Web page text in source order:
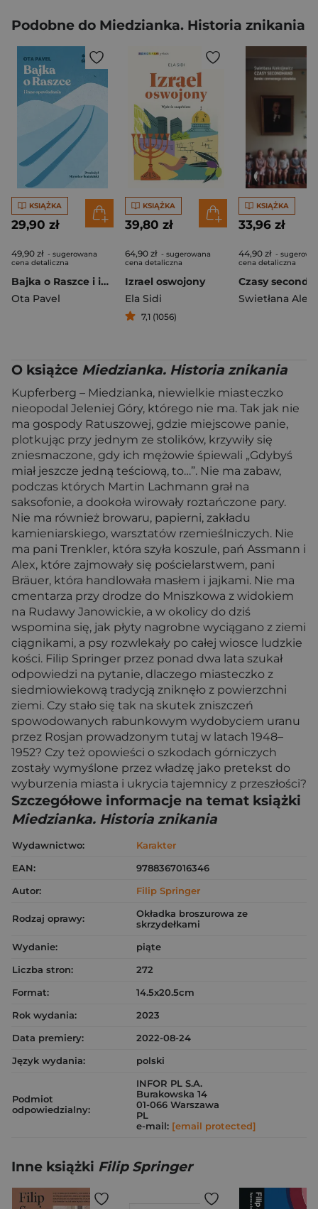
Podobne do Miedzianka. Historia znikania
KSIĄŻKA
29,90 zł
49,90 zł - sugerowana
cena detaliczna
Bajka o Raszce i inne opowiadania
Ota Pavel
KSIĄŻKA
39,80 zł
64,90 zł - sugerowana
cena detaliczna
Izrael oswojony
Ela Sidi
7,1 (1056)
KSIĄŻKA
33,96 zł
44,90 zł -
cena detaliczna
O książce Miedzianka. Historia znikania
Kupferberg – Miedzianka, niewielkie miasteczko
nieopodal Jeleniej Góry, którego nie ma. Tak jak nie
ma gospody Ratuszowej, gdzie miejscowe panie,
plotkując przy jednym ze stolików, krzywiły się
zniesmaczone, gdy ich mężowie śpiewali „Gdybyś
miał jeszcze jedną teściową, to…”. Nie ma zabaw,
podczas których Martin Lachmann grał na
saksofonie, a dookoła wirowały roztańczone pary.
Nie ma również browaru, papierni, zakładu
kamieniarskiego, warsztatów rzemieślniczych. Nie
ma pani Trenkler, która szyła koszule, pań Assmann i
Alex, które zajmowały się pościelarstwem, pani
Bräuer, która handlowała masłem i jajkami. Nie ma
cmentarza przy drodze do Mniszkowa z widokiem
na Rudawy Janowickie, a w okolicy do dziś
wspomina się, jak płyty nagrobne wyciągano z ziemi
ciągnikami, a psy rozwlekały po całej wiosce ludzkie
kości. Filip Springer przez ponad dwa lata szukał
odpowiedzi na pytanie, dlaczego miasteczko z
siedmiowiekową tradycją zniknęło z powierzchni
ziemi. Czy stało się tak na skutek zniszczeń
spowodowanych rabunkowym wydobyciem uranu
przez Rosjan prowadzonym tutaj w latach 1948–
1952? Czy też opowieści o szkodach górniczych
zostały wymyślone przez władzę jako pretekst do
wyburzenia miasta i ukrycia tajemnicy z przeszłości?
Szczegółowe informacje na temat książki
Miedzianka. Historia znikania
Wydawnictwo:
Karakter
EAN:
9788367016346
Autor:
Filip Springer
Rodzaj oprawy:
Okładka broszurowa ze
skrzydełkami
Wydanie:
piąte
Liczba stron:
272
Format:
14.5x20.5cm
Rok wydania:
2023
Data premiery:
2022-08-24
Język wydania:
polski
Podmiot
odpowiedzialny:
INFOR PL S.A.
Burakowska 14
01-066 Warszawa
PL
e-mail: [email protected]
Inne książki Filip Springer